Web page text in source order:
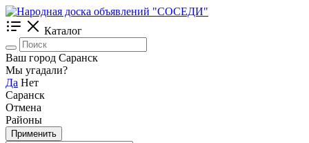
Каталог
Ваш город Саранск
Мы угадали?
Да Нет
Саранск
Отмена
Районы
Применить